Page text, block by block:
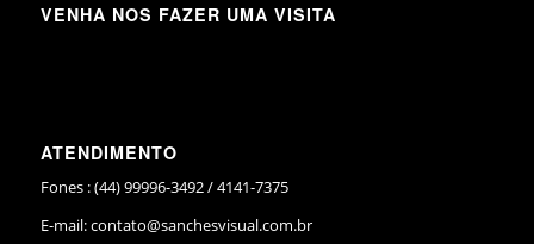
VENHA NOS FAZER UMA VISITA
ATENDIMENTO
Fones : (44) 99996-3492 / 4141-7375
E-mail:contato@sanchesvisual.com.br